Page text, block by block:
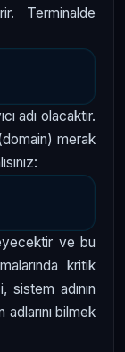
Terminalde
adı olacaktır.
merak
ve bu
kritik
sistem adının
adlarını bilmek